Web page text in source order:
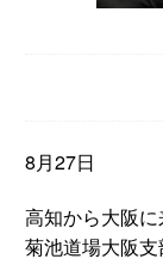
8月27日
高知から大阪に
菊池道場大阪